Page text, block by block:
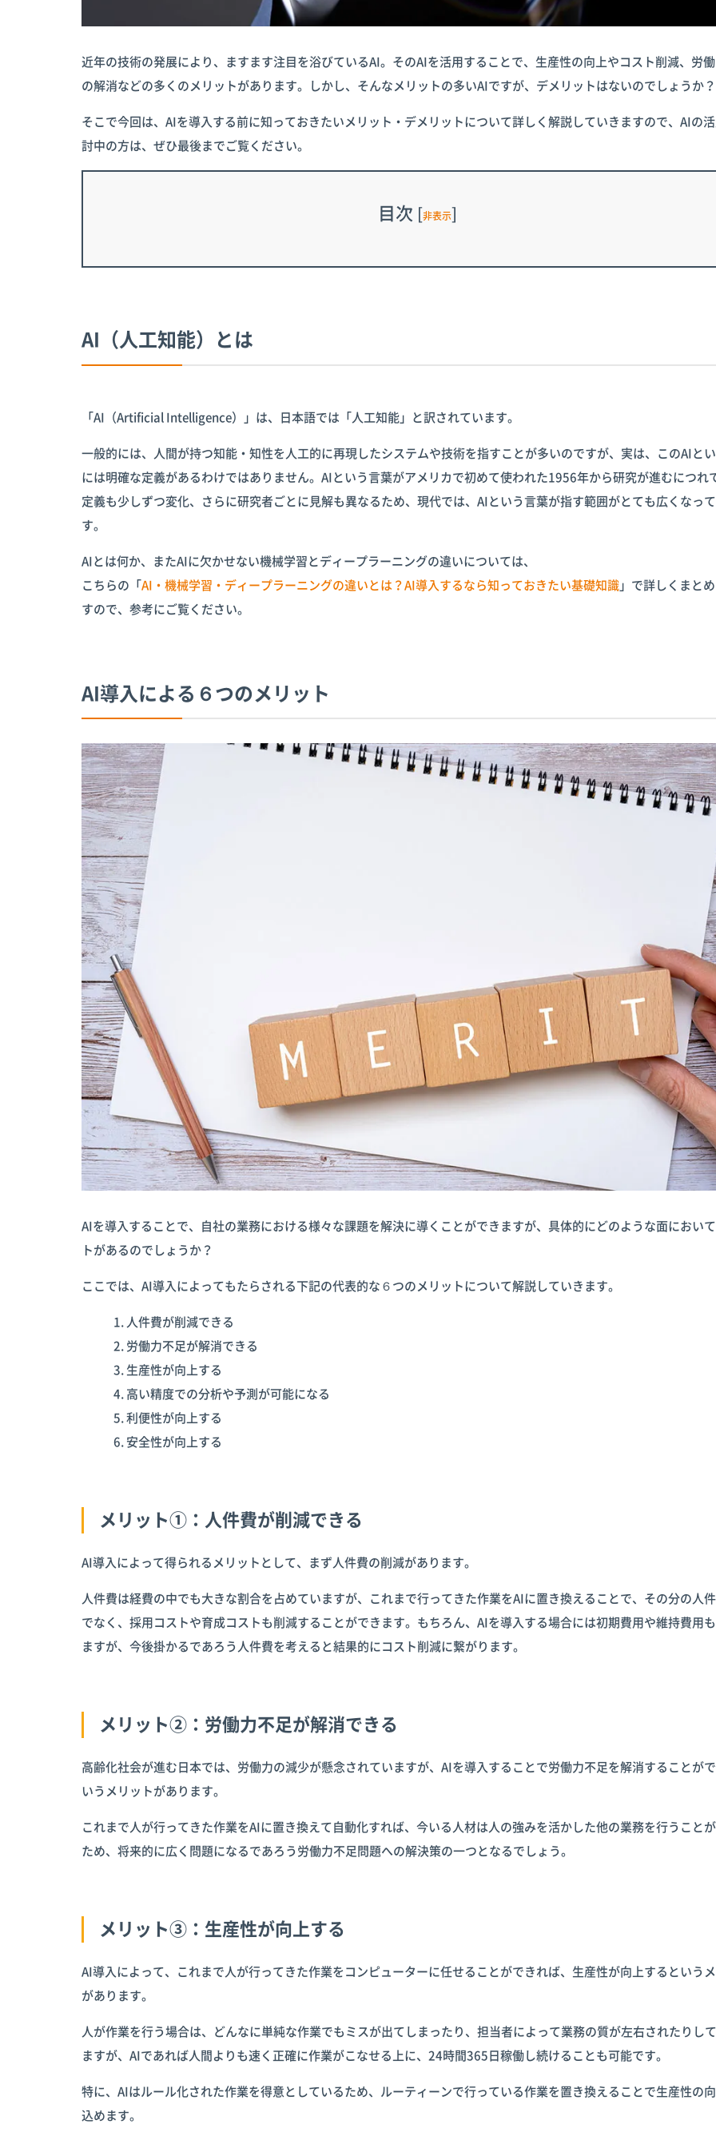
近年の技術の発展により、ますます注目を浴びているAI。そのAIを活用することで、生産性の向上やコスト削減、労
の解消などの多くのメリットがあります。しかし、そんなメリットの多いAIですが、デメリットはないのでしょうか？
そこで今回は、AIを導入する前に知っておきたいメリット・デメリットについて詳しく解説していきますので、AIの
討中の方は、ぜひ最後までご覧ください。
目次 [非表示]
AI（人工知能）とは
「AI（Artificial Intelligence）」は、日本語では「人工知能」と訳されています。
一般的には、人間が持つ知能・知性を人工的に再現したシステムや技術を指すことが多いのですが、実は、このAIと
には明確な定義があるわけではありません。AIという言葉がアメリカで初めて使われた1956年から研究が進むにつれ
定義も少しずつ変化、さらに研究者ごとに見解も異なるため、現代では、AIという言葉が指す範囲がとても広くなっ
す。
AIとは何か、またAIに欠かせない機械学習とディープラーニングの違いについては、
こちらの「AI・機械学習・ディープラーニングの違いとは？AI導入するなら知っておきたい基礎知識 」で詳しくまと
すので、参考にご覧ください。
AI導入による６つのメリット
AIを導入することで、自社の業務における様々な課題を解決に導くことができますが、具体的にどのような面におい
トがあるのでしょうか？
ここでは、AI導入によってもたらされる下記の代表的な６つのメリットについて解説していきます。
人件費が削減できる
労働力不足が解消できる
生産性が向上する
高い精度での分析や予測が可能になる
利便性が向上する
安全性が向上する
メリット①：人件費が削減できる
AI導入によって得られるメリットとして、まず人件費の削減があります。
人件費は経費の中でも大きな割合を占めていますが、これまで行ってきた作業をAIに置き換えることで、その分の人
でなく、採用コストや育成コストも削減することができます。もちろん、AIを導入する場合には初期費用や維持費用
ますが、今後掛かるであろう人件費を考えると結果的にコスト削減に繋がります。
メリット②：労働力不足が解消できる
高齢化社会が進む日本では、労働力の減少が懸念されていますが、AIを導入することで労働力不足を解消することが
いうメリットがあります。
これまで人が行ってきた作業をAIに置き換えて自動化すれば、今いる人材は人の強みを活かした他の業務を行うこと
ため、将来的に広く問題になるであろう労働力不足問題への解決策の一つとなるでしょう。
メリット③：生産性が向上する
AI導入によって、これまで人が行ってきた作業をコンピューターに任せることができれば、生産性が向上するという
があります。
人が作業を行う場合は、どんなに単純な作業でもミスが出てしまったり、担当者によって業務の質が左右されたりし
ますが、AIであれば人間よりも速く正確に作業がこなせる上に、24時間365日稼働し続けることも可能です。
特に、AIはルール化された作業を得意としているため、ルーティーンで行っている作業を置き換えることで生産性の
込めます。